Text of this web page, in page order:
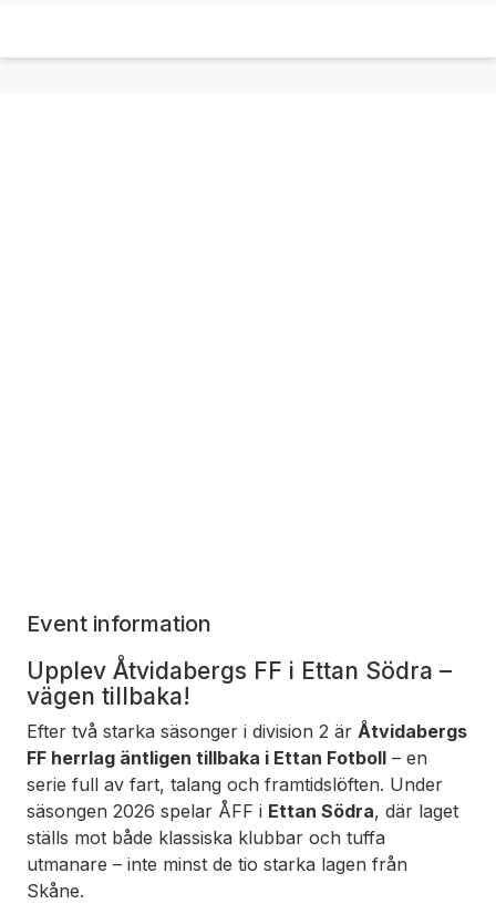
Event information
Upplev Åtvidabergs FF i Ettan Södra –
vägen tillbaka!
Efter två starka säsonger i division 2 är Åtvidabergs
FF herrlag äntligen tillbaka i Ettan Fotboll – en
serie full av fart, talang och framtidslöften. Under
säsongen 2026 spelar ÅFF i Ettan Södra, där laget
ställs mot både klassiska klubbar och tuffa
utmanare – inte minst de tio starka lagen från
Skåne.